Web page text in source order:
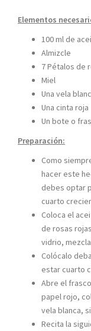
Elementos
100 ml de
Almizcle
7 Pétalos de
Miel
Una vela
Una cinta roja
Un bote o
Preparación:
Como
hacer este
debes optar
cuarto
Coloca el
de rosas
vidrio,
Colócalo
estar cuarto
Abre el
papel rojo,
vela blanca,
Recita la